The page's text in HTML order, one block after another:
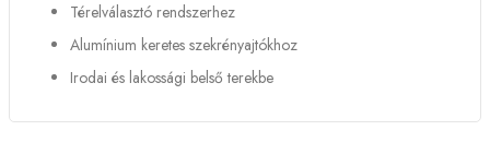
Térelválasztó rendszerhez
Alumínium keretes szekrényajtókhoz
Irodai és lakossági belső terekbe